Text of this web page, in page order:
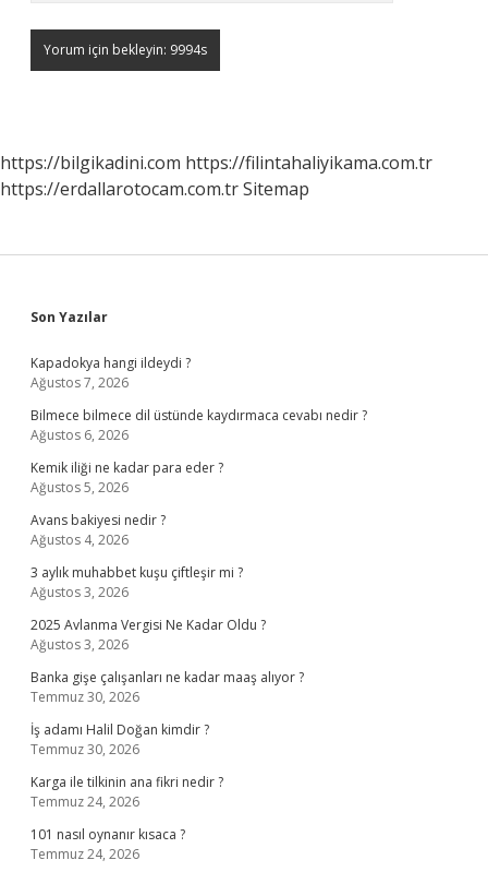
https://bilgikadini.com https://filintahaliyikama.com.tr
https://erdallarotocam.com.trSitemap
Sidebar
Son Yazılar
Kapadokya hangi ildeydi ?
Ağustos 7, 2026
Bilmece bilmece dil üstünde kaydırmaca cevabı nedir ?
Ağustos 6, 2026
Kemik iliği ne kadar para eder ?
Ağustos 5, 2026
Avans bakiyesi nedir ?
Ağustos 4, 2026
3 aylık muhabbet kuşu çiftleşir mi ?
Ağustos 3, 2026
2025 Avlanma Vergisi Ne Kadar Oldu ?
Ağustos 3, 2026
Banka gişe çalışanları ne kadar maaş alıyor ?
Temmuz 30, 2026
İş adamı Halil Doğan kimdir ?
Temmuz 30, 2026
Karga ile tilkinin ana fikri nedir ?
Temmuz 24, 2026
101 nasıl oynanır kısaca ?
Temmuz 24, 2026